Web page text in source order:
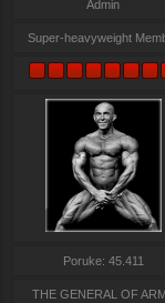
Admin
Super-heavyweight
Poruke: 45.411
THE GENERAL OF